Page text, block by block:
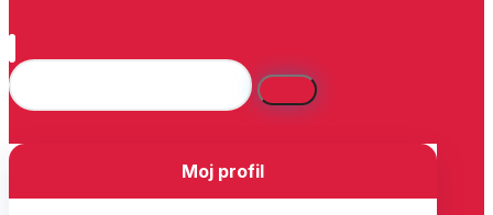
Moj profil